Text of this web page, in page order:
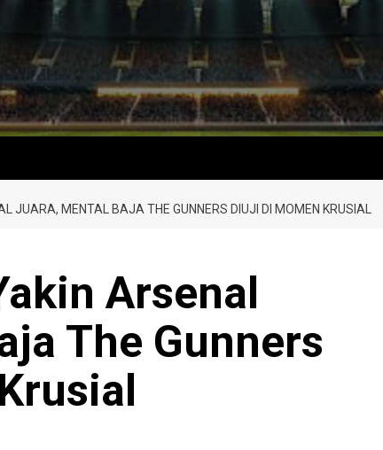
JUARA, MENTAL BAJA THE GUNNERS DIUJI DI MOMEN KRUSIAL
Arsenal
The Gunners